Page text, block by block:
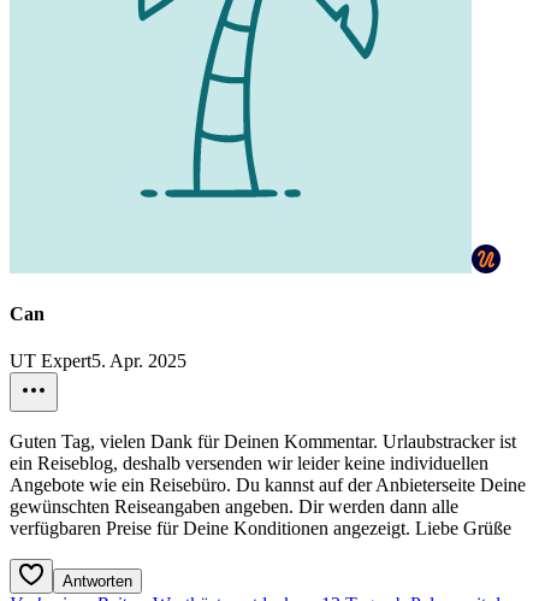
Can
UT Expert5. Apr. 2025
Guten Tag, vielen Dank für Deinen Kommentar. Urlaubstracker ist
ein Reiseblog, deshalb versenden wir leider keine individuellen
Angebote wie ein Reisebüro. Du kannst auf der Anbieterseite Deine
gewünschten Reiseangaben angeben. Dir werden dann alle
verfügbaren Preise für Deine Konditionen angezeigt. Liebe Grüße
Antworten